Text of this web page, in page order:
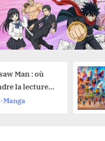
toute
astuces
Anime-